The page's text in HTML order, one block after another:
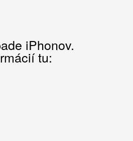
iPhonov.
tu: